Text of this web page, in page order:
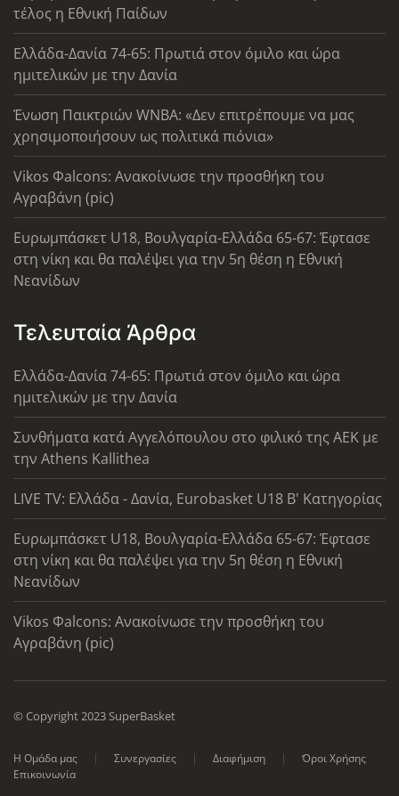
τέλος η Εθνική Παίδων
Ελλάδα-Δανία 74-65: Πρωτιά στον όμιλο και ώρα
ημιτελικών με την Δανία
Ένωση Παικτριών WNBA: «Δεν επιτρέπουμε να μας
χρησιμοποιήσουν ως πολιτικά πιόνια»
Vikos Φalcons: Ανακοίνωσε την προσθήκη του
Αγραβάνη (pic)
Ευρωμπάσκετ U18, Βουλγαρία-Ελλάδα 65-67: Έφτασε
στη νίκη και θα παλέψει για την 5η θέση η Εθνική
Νεανίδων
Τελευταία Άρθρα
Ελλάδα-Δανία 74-65: Πρωτιά στον όμιλο και ώρα
ημιτελικών με την Δανία
Συνθήματα κατά Αγγελόπουλου στο φιλικό της ΑΕΚ με
την Athens Kallithea
LIVE TV: Ελλάδα - Δανία, Eurobasket U18 Β' Κατηγορίας
Ευρωμπάσκετ U18, Βουλγαρία-Ελλάδα 65-67: Έφτασε
στη νίκη και θα παλέψει για την 5η θέση η Εθνική
Νεανίδων
Vikos Φalcons: Ανακοίνωσε την προσθήκη του
Αγραβάνη (pic)
© Copyright 2023 SuperBasket
Η Ομάδα μας Συνεργασίες Διαφήμιση
Όροι Χρήσης
Επικοινωνία